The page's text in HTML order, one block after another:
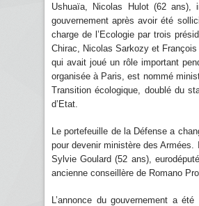
Ushuaïa, Nicolas Hulot (62 ans),
gouvernement après avoir été
charge de l’Ecologie par trois
Chirac, Nicolas Sarkozy et François
qui avait joué un rôle important
organisée à Paris, est nommé
Transition écologique, doublé du
d’Etat.
Le portefeuille de la Défense a
pour devenir ministère des Armées.
Sylvie Goulard (52 ans),
ancienne conseillère de Romano
L’annonce du gouvernement a